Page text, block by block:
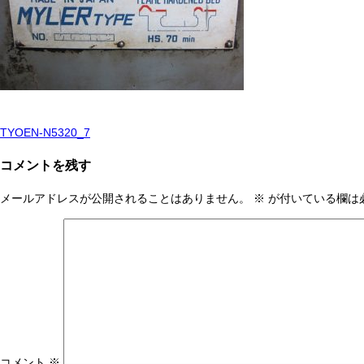
投
稿
ナ
TYOEN-N5320_7
コメントを残す
メールアドレスが公開されることはありません。 ※ が付いている欄は